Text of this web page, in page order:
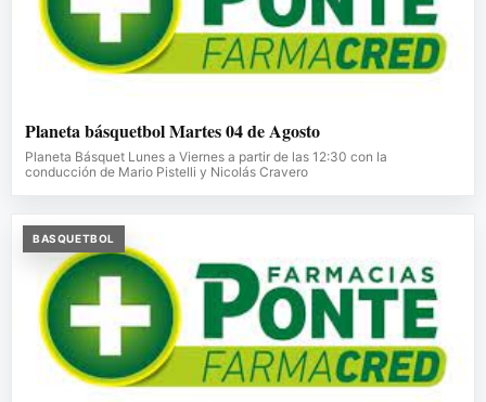
Planeta básquetbol Martes 04 de Agosto
Planeta Básquet Lunes a Viernes a partir de las 12:30 con la
conducción de Mario Pistelli y Nicolás Cravero
BASQUETBOL